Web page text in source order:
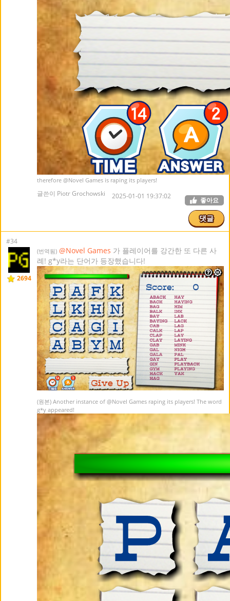
therefore @Novel Games is raping its players!
글쓴이 Piotr Grochowski 2025-01-01 19:37:02 좋아요
댓글
#34
2694
(번역됨) @Novel Games 가 플레이어를 강간한 또 다른 사
례! g*y라는 단어가 등장했습니다!
(원본) Another instance of @Novel Games raping its players! The word
g*y appeared!